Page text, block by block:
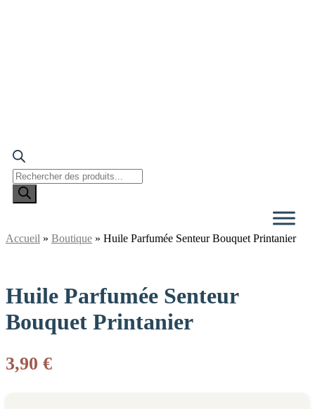
Recherche
de
Accueil » Boutique » Huile Parfumée Senteur Bouquet Printanier
Huile Parfumée Senteur
Bouquet Printanier
3,90 €